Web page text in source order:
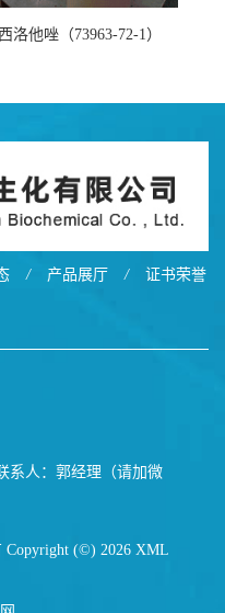
洛他唑（73963-72-1）
/ 产品展厅 / 证书荣誉
系人：郭经理（请加微
Copyright (©) 2026 XML